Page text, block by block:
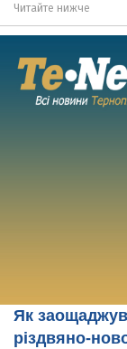
Читайте нижче
Як
різдвяно-